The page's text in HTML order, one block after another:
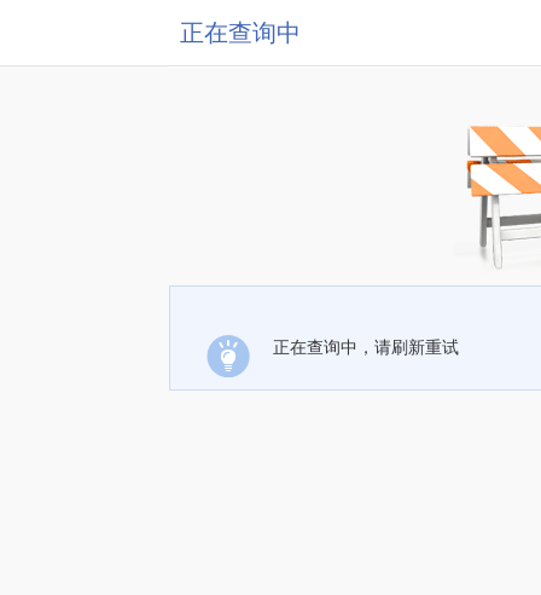
正在查询中
正在查询中，请刷新重试